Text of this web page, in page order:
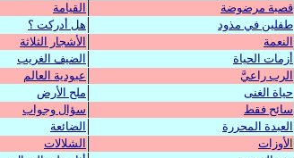
القيامة قصبة مرضوضة
هل أدركت ؟ طفلين في مذود
الأشجار الثلاثة النعمة
الضيف الغريب أزمات الحياة
عبودية العالم الرب راعيَّ
ملح الأرض حياة الغنى
سؤال وجواب سائح فقط
الضائعة العبدة المحررة
الشلالات الأوزات